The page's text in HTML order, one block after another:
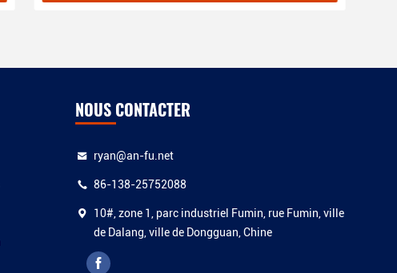
NOUS CONTACTER
ryan@an-fu.net
86-138-25752088
10#, zone 1, parc industriel Fumin, rue Fumin, ville
de Dalang, ville de Dongguan, Chine